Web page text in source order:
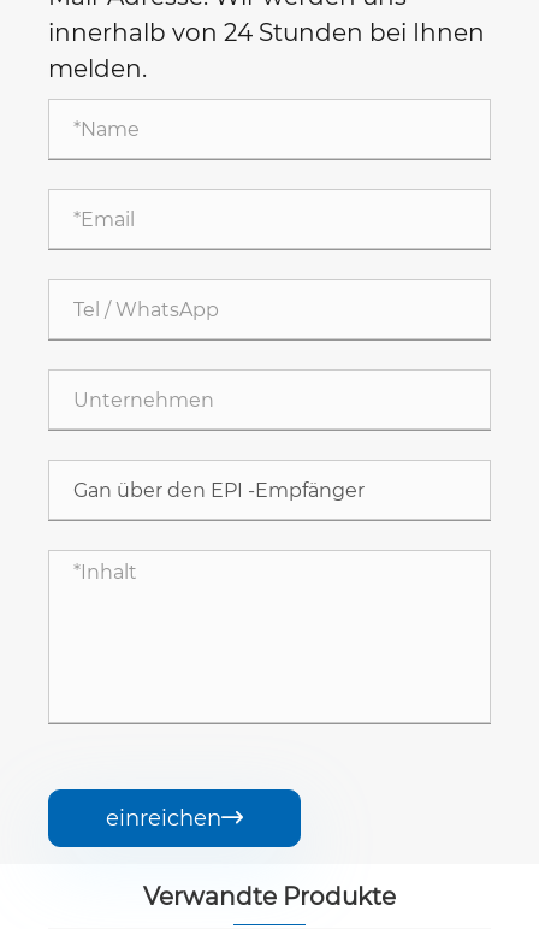
innerhalb von 24 Stunden bei Ihnen
melden.
einreichen
Verwandte Produkte